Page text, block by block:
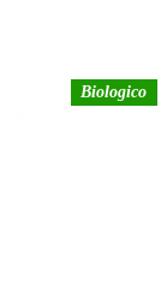
Biologico